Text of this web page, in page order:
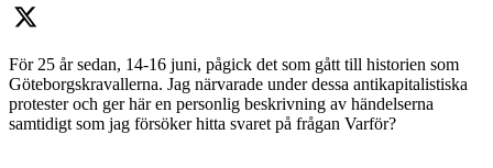
För 25 år sedan, 14-16 juni, pågick det som gått till historien som
Göteborgskravallerna. Jag närvarade under dessa antikapitalistiska
protester och ger här en personlig beskrivning av händelserna
samtidigt som jag försöker hitta svaret på frågan Varför?